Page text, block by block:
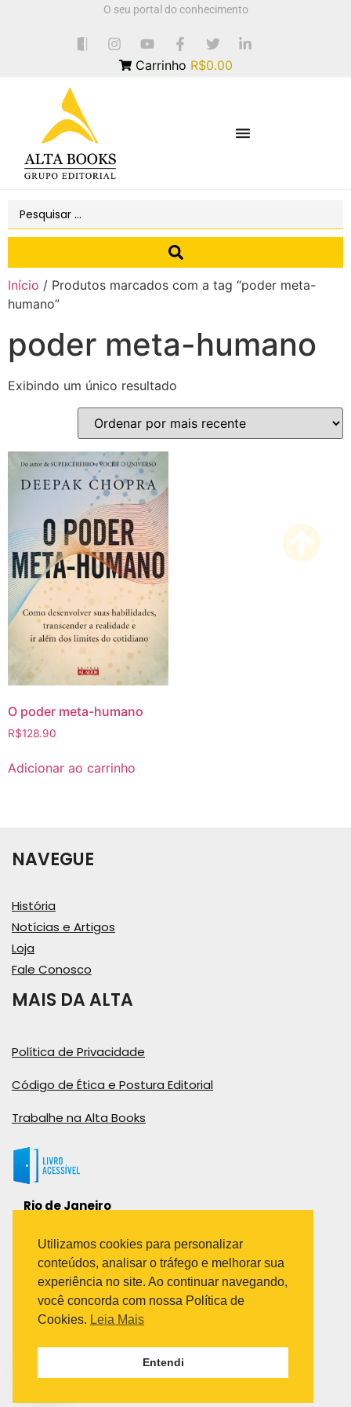
O seu portal do conhecimento
Carrinho R$0.00
Início / Produtos marcados com a tag “poder meta-
humano”
poder meta-humano
Exibindo um único resultado
O poder meta-humano
R$128.90
Adicionar ao carrinho
NAVEGUE
História
Notícias e Artigos
Loja
Fale Conosco
MAIS DA ALTA
Política de Privacidade
Código de Ética e Postura Editorial
Trabalhe na Alta Books
Rio de Janeiro
Bairro Industrial do Jacaré
Rio de Janeiro – RJ – CEP: 20970-031
Telefone:
(21) 3278-8069
(21) 3995-7512
Avenida Paulista 1636 / sala 1407
Utilizamos cookies para personalizar
conteúdos, analisar o tráfego e melhorar sua
experiência no site. Ao continuar navegando,
você concorda com nossa Política de
Cookies. Leia Mais
Entendi